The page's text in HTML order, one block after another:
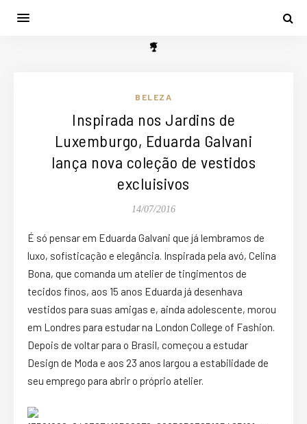
BELEZA
Inspirada nos Jardins de
Luxemburgo, Eduarda Galvani
lança nova coleção de vestidos
excluisivos
14/07/2016
É só pensar em Eduarda Galvani que já lembramos de
luxo, sofisticação e elegância. Inspirada pela avó, Celina
Bona, que comanda um atelier de tingimentos de
tecidos finos, aos 15 anos Eduarda já desenhava
vestidos para suas amigas e, ainda adolescente, morou
em Londres para estudar na London College of Fashion.
Depois de voltar para o Brasil, começou a estudar
Design de Moda e aos 23 anos largou a estabilidade de
seu emprego para abrir o próprio atelier.